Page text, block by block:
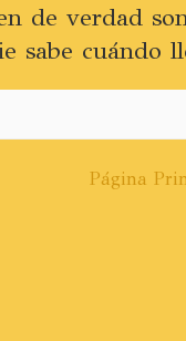
de verdad
sabe cuándo
Página